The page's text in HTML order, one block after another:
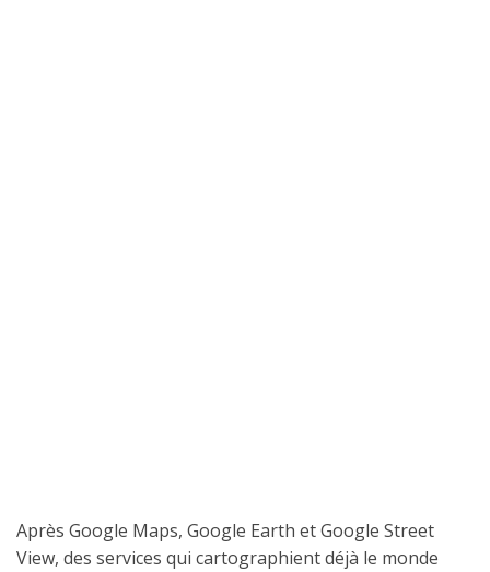
Après Google Maps, Google Earth et Google Street
View, des services qui cartographient déjà le monde